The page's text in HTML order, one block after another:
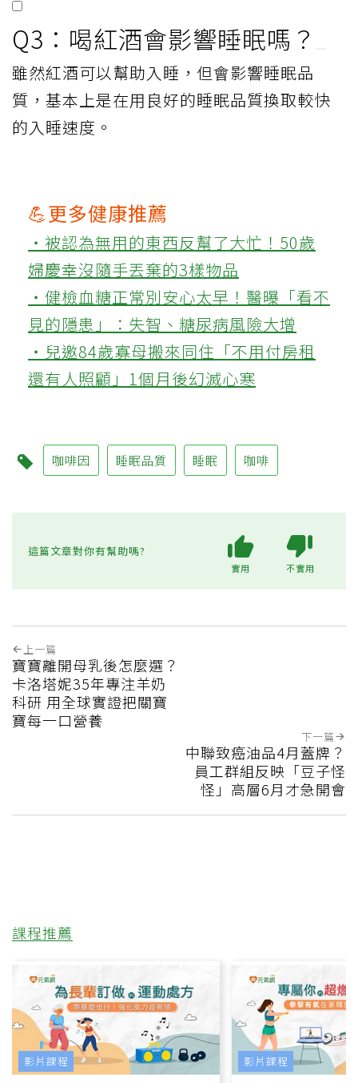
Q3：喝紅酒會影響睡眠嗎？
雖然紅酒可以幫助入睡，但會影響睡眠品
質，基本上是在用良好的睡眠品質換取較快
的入睡速度。
💪更多健康推薦
‧被認為無用的東西反幫了大忙！50歲
婦慶幸沒隨手丟棄的3樣物品
‧健檢血糖正常別安心太早！醫曝「看不
見的隱患」：失智、糖尿病風險大增
‧兒邀84歲寡母搬來同住「不用付房租
還有人照顧」1個月後幻滅心寒
咖啡因 睡眠品質 睡眠 咖啡
這篇文章對你有幫助嗎?
實用 不實用
上一篇
寶寶離開母乳後怎麼選？
卡洛塔妮35年專注羊奶
科研 用全球實證把關寶
寶每一口營養
下一篇
中聯致癌油品4月蓋牌？
員工群組反映「豆子怪
怪」高層6月才急開會
課程推薦
影片課程 影片課程